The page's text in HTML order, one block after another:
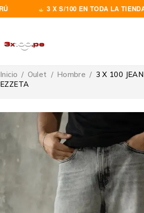
3 X S/100 EN TODA LA TIENDA
Inicio / Oulet / Hombre / 3 X 100
EZZETA